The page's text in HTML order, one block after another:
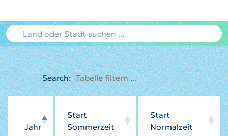
Search:
Jahr
Start
Sommerzeit
Start
Normalzeit